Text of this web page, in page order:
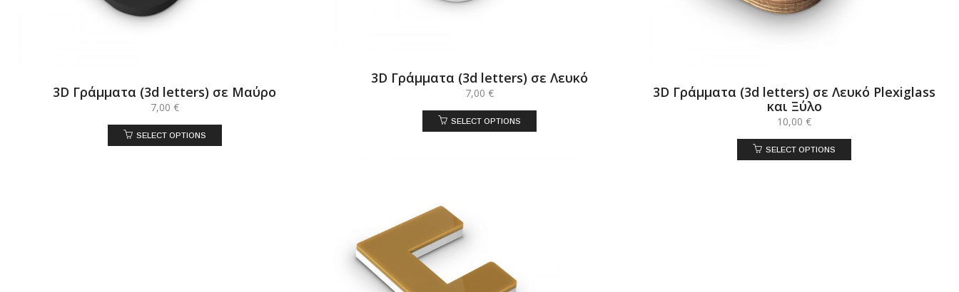
3D Γράμματα (3d letters) σε Λευκό
7,00 €
SELECT OPTIONS
3D Γράμματα (3d letters) σε Μαύρο
7,00 €
SELECT OPTIONS
3D Γράμματα (3d letters) σε Λευκό Plexiglass
και Ξύλο
10,00€
SELECT OPTIONS